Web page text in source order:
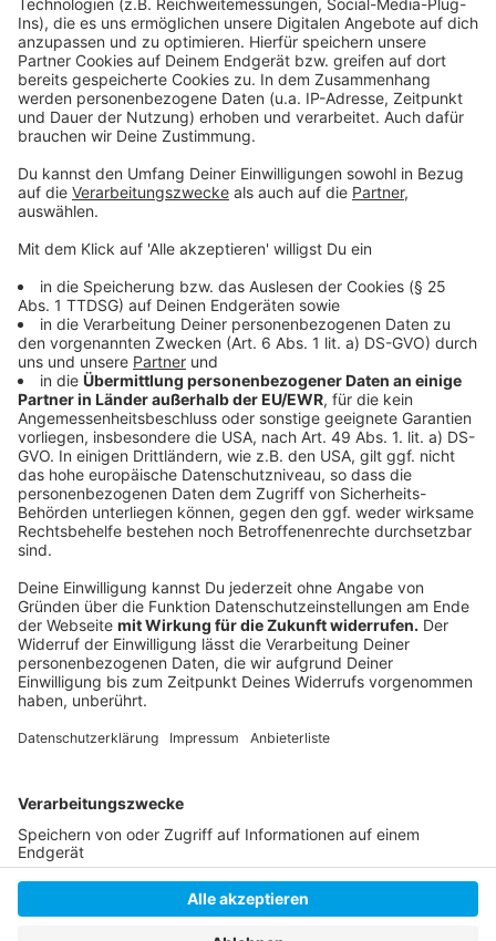
Glashütte
Das Schauspielhaus
Anzeige
Weitere Infos und Links zum Thema:
Anzeige
Programm und Tickets für das Festival
So haben wir im Vorfeld über das Festival berichtet
Im vergangenen Jahr gab es einen Besucherrekord
Anzeige
Folge uns für mehr News & Updates:
Anzeige
Instagram|Facebook|WhatsApp-Kanal
Anzeige
Anzeige